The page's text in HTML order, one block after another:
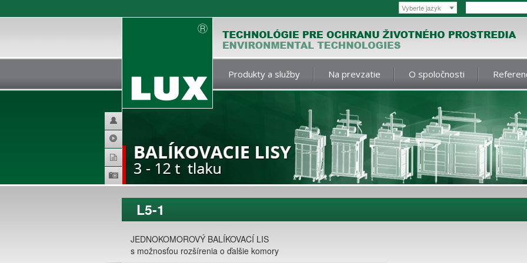
Vyberte jazyk
Produkty a služby Na prevzatie O spoločnosti
Katalogy
Produktová
L5-1
JEDNOKOMOROVÝ BALÍKOVACÍ LIS
s možnosťou rozšírenia o ďalšie komory